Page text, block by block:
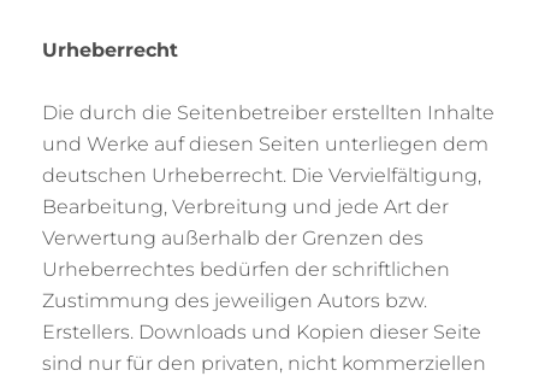
Urheberrecht
Die durch die Seitenbetreiber erstellten Inhalte
und Werke auf diesen Seiten unterliegen dem
deutschen Urheberrecht. Die Vervielfältigung,
Bearbeitung, Verbreitung und jede Art der
Verwertung außerhalb der Grenzen des
Urheberrechtes bedürfen der schriftlichen
Zustimmung des jeweiligen Autors bzw.
Erstellers. Downloads und Kopien dieser Seite
sind nur für den privaten, nicht kommerziellen